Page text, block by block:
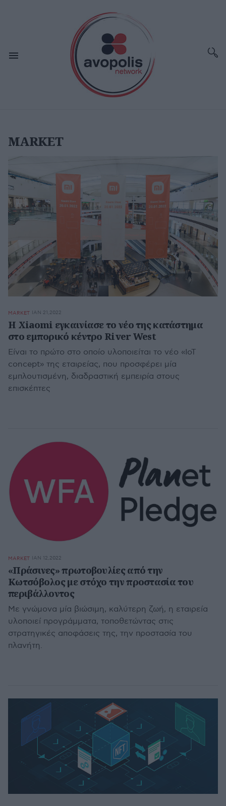
MARKET
MARKET ΙΑΝ 21,2022
Η Xiaomi εγκαινίασε το νέο της κατάστημα
στο εμπορικό κέντρο River West
Eίναι το πρώτο στο οποίο υλοποιείται το νέο «ΙοΤ
concept» της εταιρείας, που προσφέρει μία
εμπλουτισμένη, διαδραστική εμπειρία στους
επισκέπτες
MARKET ΙΑΝ 12,2022
«Πράσινες» πρωτοβουλίες από την
Κωτσόβολος με στόχο την προστασία του
περιβάλλοντος
Με γνώμονα μία βιώσιμη, καλύτερη ζωή, η εταιρεία
υλοποιεί προγράμματα, τοποθετώντας στις
στρατηγικές αποφάσεις της, την προστασία του
πλανήτη.